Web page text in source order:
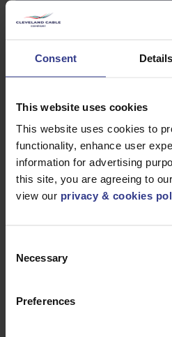
Consent Details
This website uses cookies
This website uses cookies to
functionality, enhance user
information for advertising
this site, you are agreeing to
view our privacy & cookies
Selection
Necessary
Preferences
TÉLÉCHARGER
Produits